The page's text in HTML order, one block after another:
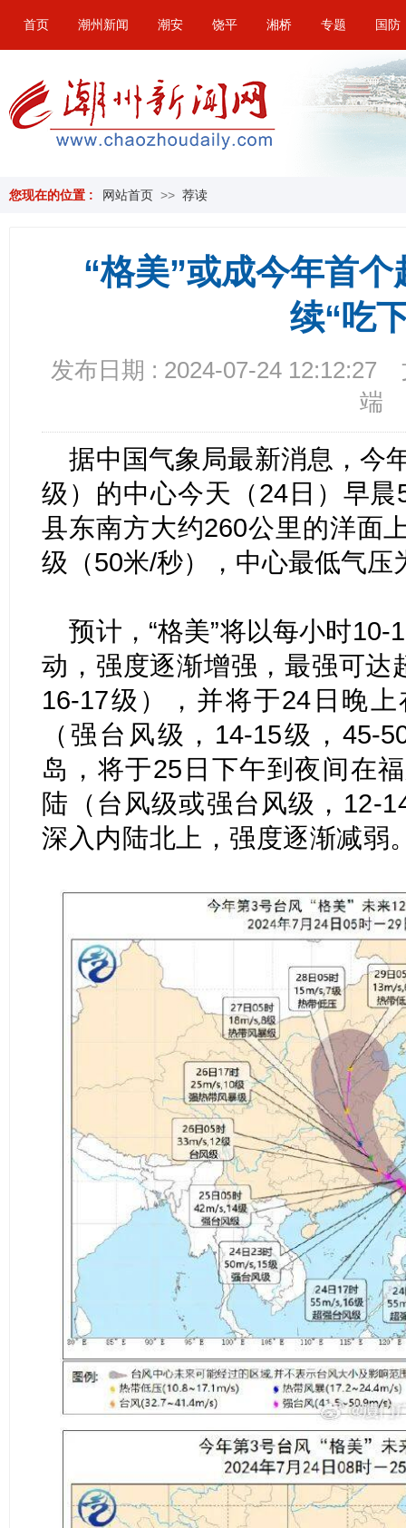
首页 潮州新闻 潮安 饶平 湘桥 专题 国防
您现在的位置 : 网站首页 >> 荐读
“格美”或成今年首
续“吃
发布日期 : 2024-07-24 12:12:27
端
据中国气象局最新消息，今
级）的中心今天（24日）早
县东南方大约260公里的洋面
级（50米/秒），中心最低气压
预计，“格美”将以每小时
动，强度逐渐增强，最强可达
16-17级），并将于24日晚
（强台风级，14-15级，45-
岛，将于25日下午到夜间在
陆（台风级或强台风级，12-
深入内陆北上，强度逐渐减弱